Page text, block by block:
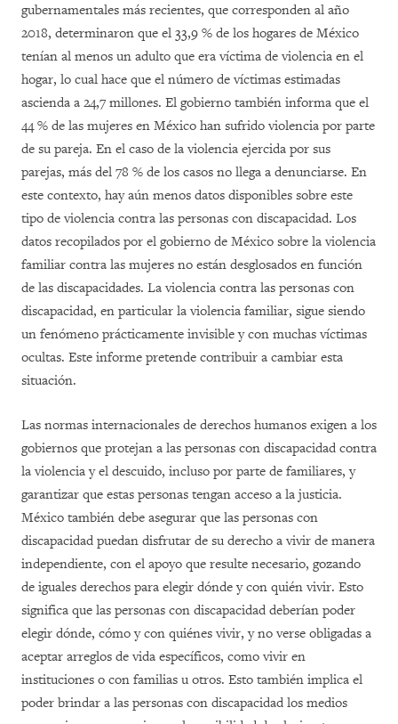
gubernamentales más recientes, que corresponden al año
2018, determinaron que el 33,9 % de los hogares de México
tenían al menos un adulto que era víctima de violencia en el
hogar, lo cual hace que el número de víctimas estimadas
ascienda a 24,7 millones. El gobierno también informa que el
44 % de las mujeres en México han sufrido violencia por parte
de su pareja. En el caso de la violencia ejercida por sus
parejas, más del 78 % de los casos no llega a denunciarse. En
este contexto, hay aún menos datos disponibles sobre este
tipo de violencia contra las personas con discapacidad. Los
datos recopilados por el gobierno de México sobre la violencia
familiar contra las mujeres no están desglosados en función
de las discapacidades. La violencia contra las personas con
discapacidad, en particular la violencia familiar, sigue siendo
un fenómeno prácticamente invisible y con muchas víctimas
ocultas. Este informe pretende contribuir a cambiar esta
situación.
Las normas internacionales de derechos humanos exigen a los
gobiernos que protejan a las personas con discapacidad contra
la violencia y el descuido, incluso por parte de familiares, y
garantizar que estas personas tengan acceso a la justicia.
México también debe asegurar que las personas con
discapacidad puedan disfrutar de su derecho a vivir de manera
independiente, con el apoyo que resulte necesario, gozando
de iguales derechos para elegir dónde y con quién vivir. Esto
significa que las personas con discapacidad deberían poder
elegir dónde, cómo y con quiénes vivir, y no verse obligadas a
aceptar arreglos de vida específicos, como vivir en
instituciones o con familias u otros. Esto también implica el
poder brindar a las personas con discapacidad los medios